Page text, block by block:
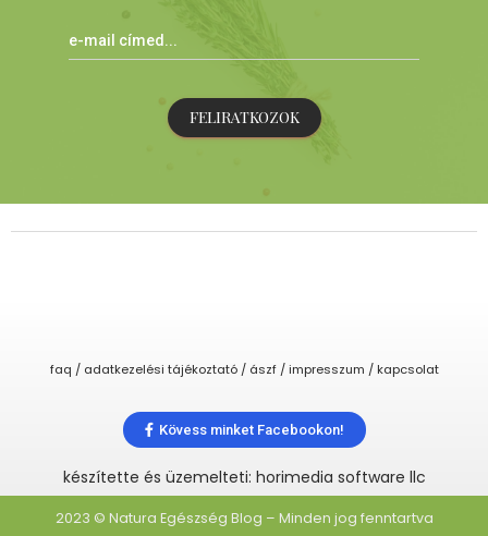
FELIRATKOZOK
faq / adatkezelési tájékoztató / ászf / impresszum / kapcsolat
Kövess minket Facebookon!
készítette és üzemelteti: horimedia software llc
2023 © Natura Egészség Blog – Minden jog fenntartva